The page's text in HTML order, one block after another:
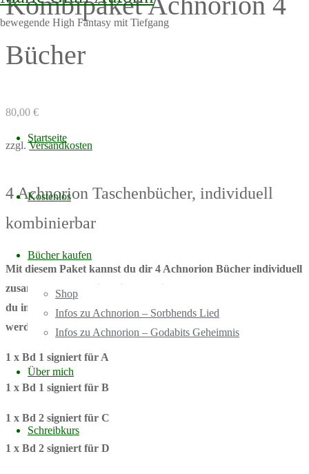
bewegende High Fantasy mit Tiefgang
Skip
Startseite
Kostenlos
Bücher kaufen
Shop
Infos zu Achnorion – Sorbhends Lied
Infos zu Achnorion – Godabits Geheimnis
Über mich
Schreibkurs
Bücher
80,00 €
zzgl.Versandkosten
4 Achnorion Taschenbücher, individuell
kombinierbar
Mit diesem Paket kannst du dir 4 Achnorion Bücher individuell
zusammenstellen. Bitte gib unten im Textfeld an, welche Bände
du in welcher Anzahl möchtest und für wen sie jeweils signiert
werden sollen, zum Beispiel so:
1 x Bd 1 signiert für A
1 x Bd 1 signiert für B
1 x Bd 2 signiert für C
1 x Bd 2 signiert für D